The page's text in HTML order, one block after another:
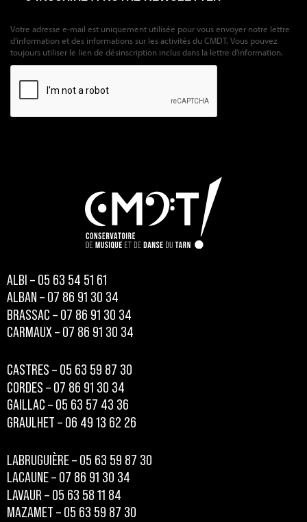
Votre adresse e-mail est uniquement utilisée pour vous envoyer notre lettre
d'information et des informations sur les activités du CMDT. Vous pouvez
toujours utiliser le lien de désinscription inclus dans la lettre d'information.
ALBI – 05 63 54 51 61
ALBAN – 07 86 91 30 34
BRASSAC – 07 86 91 30 34
CARMAUX – 07 86 91 30 34
CASTRES – 05 63 59 87 30
CORDES – 07 86 91 30 34
GAILLAC – 05 63 57 43 36
GRAULHET – 06 49 13 62 26
LABRUGUIÈRE – 05 63 59 87 30
LACAUNE – 07 86 91 30 34
LAVAUR – 05 63 58 11 84
MAZAMET – 05 63 59 87 30